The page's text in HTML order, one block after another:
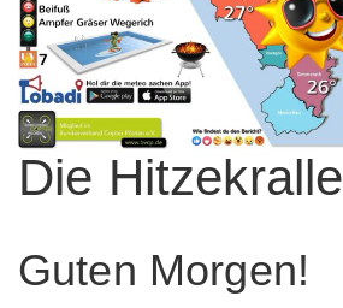
Die Hitzekralle
Guten Morgen!